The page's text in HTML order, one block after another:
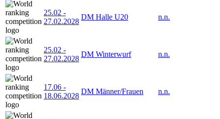
25.02 -
27.02.2028
DM Halle U20 n.n.
25.02 -
27.02.2028
DM Winterwurf n.n.
17.06 -
18.06.2028
DM Männer/Frauen n.n.